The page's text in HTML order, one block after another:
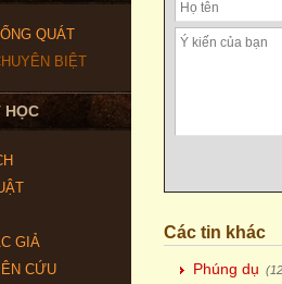
QUÁT
BIỆT
HỌC
GIẢ
CỨU
Các tin khác
Phúng dụ